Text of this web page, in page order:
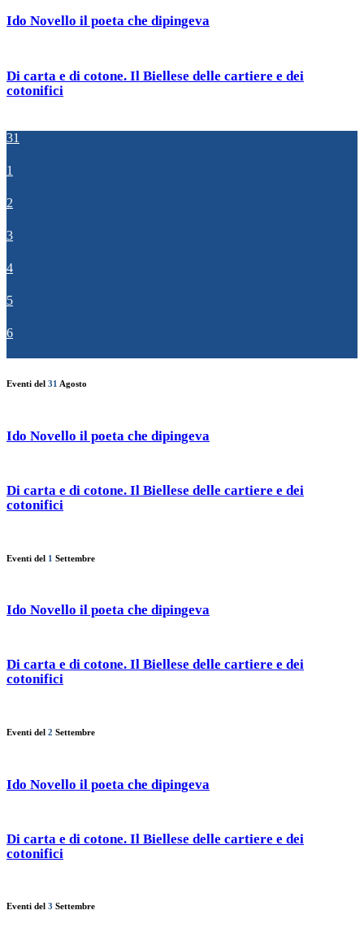
Ido Novello il poeta che dipingeva
Di carta e di cotone. Il Biellese delle cartiere e dei
cotonifici
31
1
2
3
4
5
6
Eventi del 31 Agosto
Ido Novello il poeta che dipingeva
Di carta e di cotone. Il Biellese delle cartiere e dei
cotonifici
Eventi del 1 Settembre
Ido Novello il poeta che dipingeva
Di carta e di cotone. Il Biellese delle cartiere e dei
cotonifici
Eventi del 2 Settembre
Ido Novello il poeta che dipingeva
Di carta e di cotone. Il Biellese delle cartiere e dei
cotonifici
Eventi del 3 Settembre